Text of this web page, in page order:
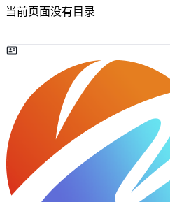
当前页面没有目录